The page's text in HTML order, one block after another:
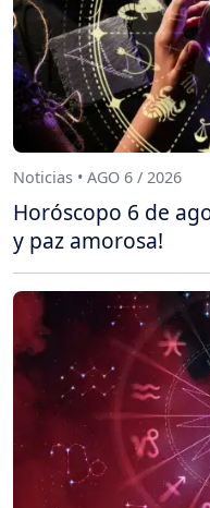
Noticias • AGO 6 / 2026
Horóscopo 6 de
y paz amorosa!